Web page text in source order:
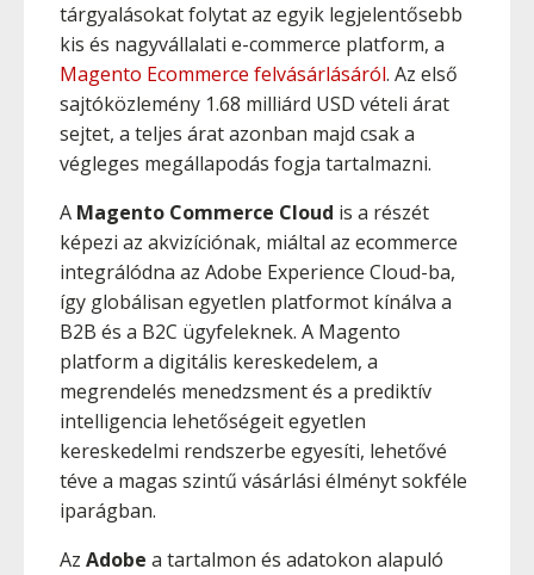
tárgyalásokat folytat az egyik legjelentősebb
kis és nagyvállalati e-commerce platform, a
Magento Ecommerce felvásárlásáról. Az első
sajtóközlemény 1.68 milliárd USD vételi árat
sejtet, a teljes árat azonban majd csak a
végleges megállapodás fogja tartalmazni.
A Magento Commerce Cloud is a részét
képezi az akvizíciónak, miáltal az ecommerce
integrálódna az Adobe Experience Cloud-ba,
így globálisan egyetlen platformot kínálva a
B2B és a B2C ügyfeleknek. A Magento
platform a digitális kereskedelem, a
megrendelés menedzsment és a prediktív
intelligencia lehetőségeit egyetlen
kereskedelmi rendszerbe egyesíti, lehetővé
téve a magas szintű vásárlási élményt sokféle
iparágban.
Az Adobe a tartalmon és adatokon alapuló